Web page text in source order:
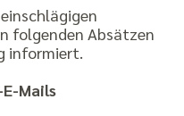
folgenden Absätzen
informiert.
Mails